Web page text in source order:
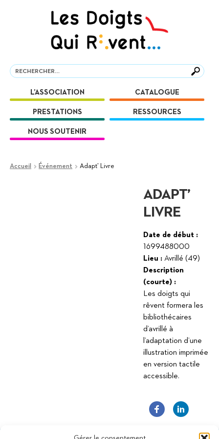
Recherche
Recherche
L’ASSOCIATION CATALOGUE
PRESTATIONS RESSOURCES
NOUS SOUTENIR
Accueil Événement Adapt’ Livre
ADAPT’
LIVRE
Date de début :
1699488000
Lieu :Avrillé (49)
Description
(courte) :
Les doigts qui
rêvent formera les
bibliothécaires
d’avrillé à
l’adaptation d’une
illustration imprimée
en version tactile
accessible.